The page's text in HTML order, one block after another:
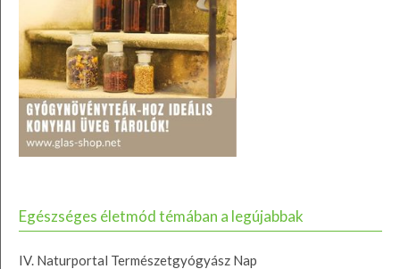
Egészséges életmód témában a legújabbak
IV. Naturportal Természetgyógyász Nap